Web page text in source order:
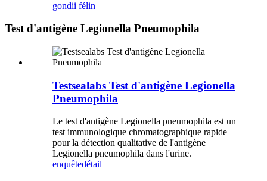
gondii félin
Test d'antigène Legionella Pneumophila
Testsealabs Test d'antigène Legionella
Pneumophila
Le test d'antigène Legionella pneumophila est un
test immunologique chromatographique rapide
pour la détection qualitative de l'antigène
Legionella pneumophila dans l'urine.
enquêtedétail